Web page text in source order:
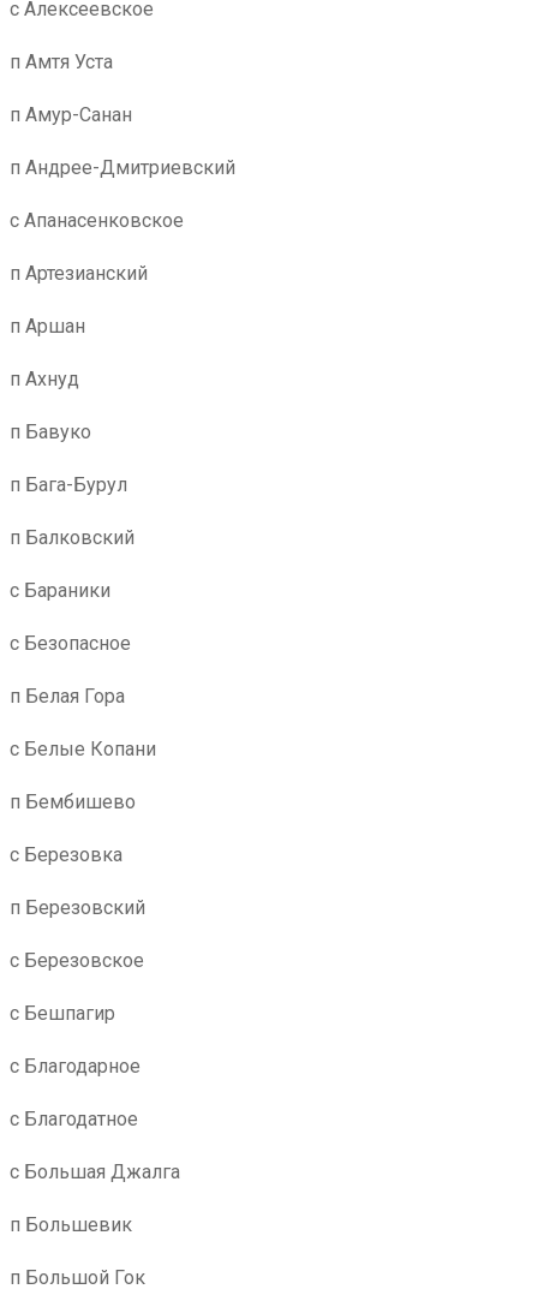
с Алексеевское
п Амтя Уста
п Амур-Санан
п Андрее-Дмитриевский
с Апанасенковское
п Артезианский
п Аршан
п Ахнуд
п Бавуко
п Бага-Бурул
п Балковский
с Бараники
с Безопасное
п Белая Гора
с Белые Копани
п Бембишево
с Березовка
п Березовский
с Березовское
с Бешпагир
с Благодарное
с Благодатное
с Большая Джалга
п Большевик
п Большой Гок